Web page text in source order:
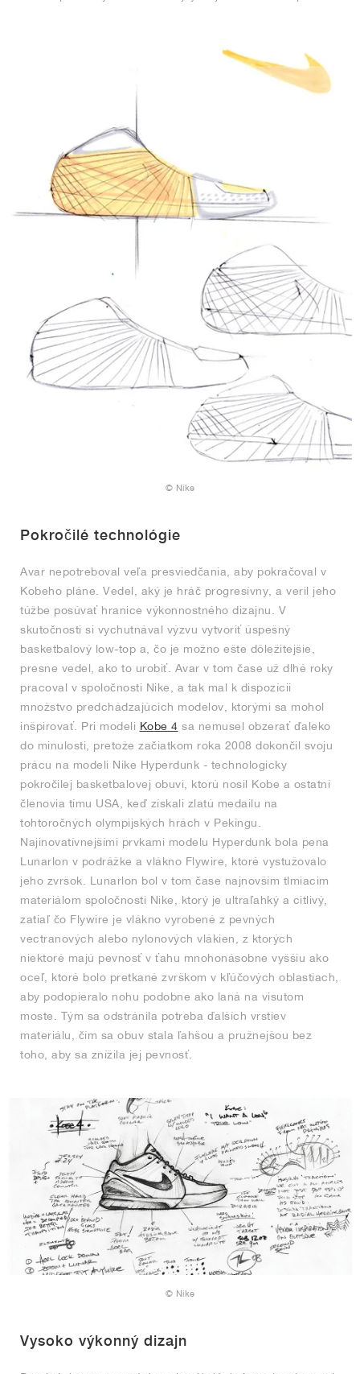
© Nike
Pokročilé technológie
Avar nepotreboval veľa presviedčania, aby pokračoval v
Kobeho pláne. Vedel, aký je hráč progresívny, a veril jeho
túžbe posúvať hranice výkonnostného dizajnu. V
skutočnosti si vychutnával výzvu vytvoriť úspešný
basketbalový low-top a, čo je možno ešte dôležitejšie,
presne vedel, ako to urobiť. Avar v tom čase už dlhé roky
pracoval v spoločnosti Nike, a tak mal k dispozícii
množstvo predchádzajúcich modelov, ktorými sa mohol
inšpirovať. Pri modeli Kobe 4 sa nemusel obzerať ďaleko
do minulosti, pretože začiatkom roka 2008 dokončil svoju
prácu na modeli Nike Hyperdunk - technologicky
pokročilej basketbalovej obuvi, ktorú nosil Kobe a ostatní
členovia tímu USA, keď získali zlatú medailu na
tohtoročných olympijských hrách v Pekingu.
Najinovatívnejšími prvkami modelu Hyperdunk bola pena
Lunarlon v podrážke a vlákno Flywire, ktoré vystužovalo
jeho zvršok. Lunarlon bol v tom čase najnovším tlmiacim
materiálom spoločnosti Nike, ktorý je ultraľahký a citlivý,
zatiaľ čo Flywire je vlákno vyrobené z pevných
vectranových alebo nylonových vlákien, z ktorých
niektoré majú pevnosť v ťahu mnohonásobne vyššiu ako
oceľ, ktoré bolo pretkané zvrškom v kľúčových oblastiach,
aby podopieralo nohu podobne ako laná na visutom
moste. Tým sa odstránila potreba ďalších vrstiev
materiálu, čím sa obuv stala ľahšou a pružnejšou bez
toho, aby sa znížila jej pevnosť.
© Nike
Vysoko výkonný dizajn